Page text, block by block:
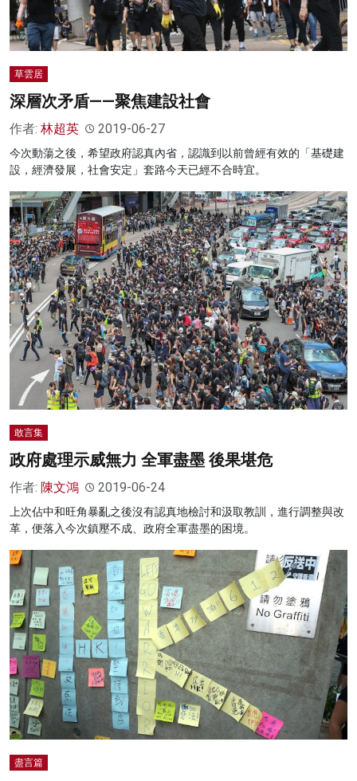
草雲居
深層次矛盾——聚焦建設社會
作者: 林超英 2019-06-27
今次動蕩之後，希望政府認真內省，認識到以前曾經有效的「基礎建
設，經濟發展，社會安定」套路今天已經不合時宜。
敢言集
政府處理示威無力 全軍盡墨 後果堪危
作者: 陳文鴻 2019-06-24
上次佔中和旺角暴亂之後沒有認真地檢討和汲取教訓，進行調整與改
革，便落入今次鎮壓不成、政府全軍盡墨的困境。
盡言篇